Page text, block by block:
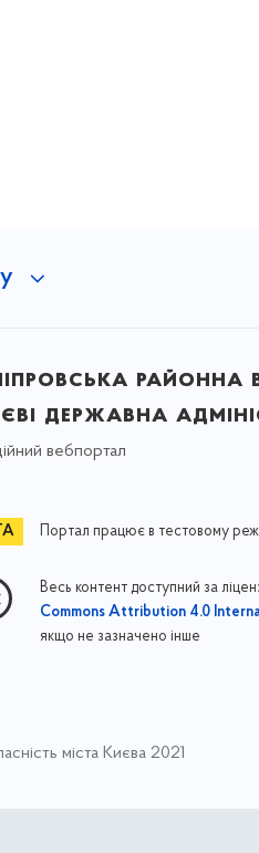
районна в
державна
вебпортал
Портал працює в тестовому
Весь контент доступний за
Commons Attribution 4.0
якщо не зазначено інше
міста Києва 2021